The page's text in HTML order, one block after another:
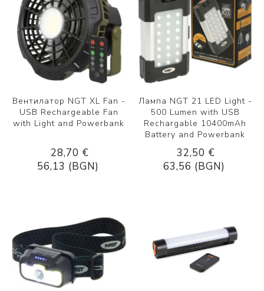
Вентилатор NGT XL Fan -
USB Rechargeable Fan
with Light and Powerbank
28,70 €
56,13 (BGN)
Лампа NGT 21 LED Light -
500 Lumen with USB
Rechargable 10400mAh
Battery and Powerbank
32,50 €
63,56 (BGN)